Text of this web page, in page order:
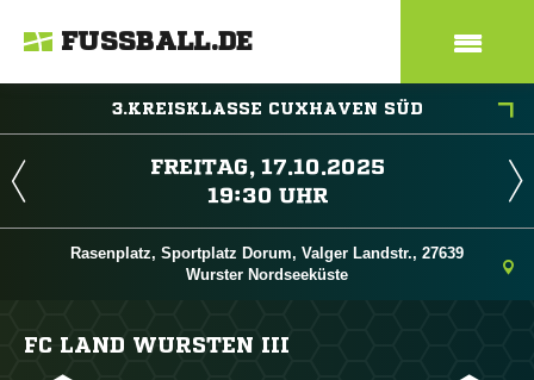
FUSSBALL.DE
3.KREISKLASSE CUXHAVEN SÜD
 
 
Rasenplatz, Sportplatz Dorum, Valger Landstr., 27639
Wurster Nordseeküste
FC LAND WURSTEN III